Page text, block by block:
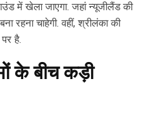
में खेला जाएगा. जहां न्यूजीलैंड की
रहना चाहेगी. वहीं, श्रीलंका की
है.
के बीच कड़ी